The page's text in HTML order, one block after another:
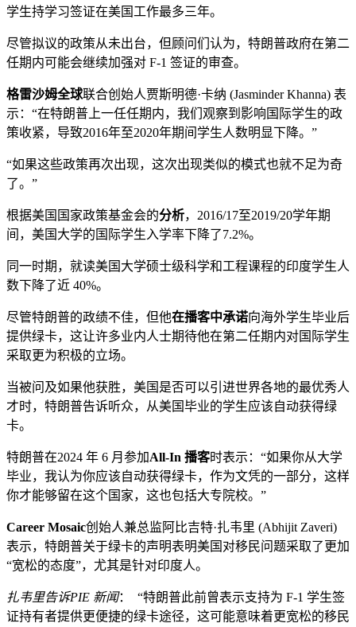
学生持学习签证在美国工作最多三年。
尽管拟议的政策从未出台，但顾问们认为，特朗普政府在第二
任期内可能会继续加强对 F-1 签证的审查。
格雷沙姆全球联合创始人贾斯明德·卡纳 (Jasminder Khanna) 表
示：“在特朗普上一任任期内，我们观察到影响国际学生的政
策收紧，导致2016年至2020年期间学生人数明显下降。”
“如果这些政策再次出现，这次出现类似的模式也就不足为奇
了。”
根据美国国家政策基金会的分析，2016/17至2019/20学年期
间，美国大学的国际学生入学率下降了7.2%。
同一时期，就读美国大学硕士级科学和工程课程的印度学生人
数下降了近 40%。
尽管特朗普的政绩不佳，但他在播客中承诺向海外学生毕业后
提供绿卡，这让许多业内人士期待他在第二任期内对国际学生
采取更为积极的立场。
当被问及如果他获胜，美国是否可以引进世界各地的最优秀人
才时，特朗普告诉听众，从美国毕业的学生应该自动获得绿
卡。
特朗普在2024 年 6 月参加All-In 播客时表示：“如果你从大学
毕业，我认为你应该自动获得绿卡，作为文凭的一部分，这样
你才能够留在这个国家，这也包括大专院校。”
Career Mosaic创始人兼总监阿比吉特·扎韦里 (Abhijit Zaveri)
表示，特朗普关于绿卡的声明表明美国对移民问题采取了更加
“宽松的态度​​”，尤其是针对印度人。
扎韦里告诉PIE 新闻： “特朗普此前曾表示支持为 F-1 学生签
证持有者提供更便捷的绿卡途径，这可能意味着更宽松的移民